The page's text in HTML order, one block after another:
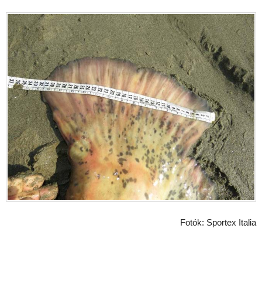
Fotók: Sportex Italia